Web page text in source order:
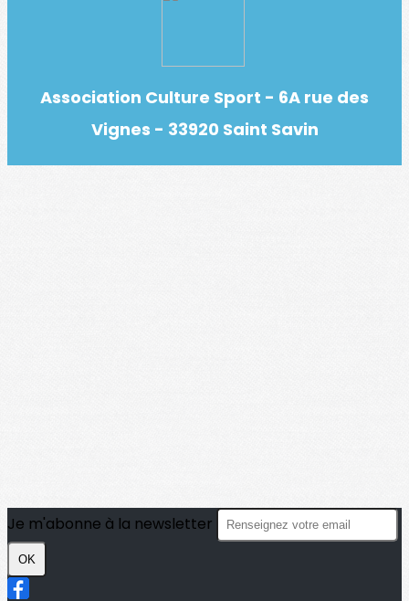
Association Culture Sport - 6A rue des
Vignes - 33920 Saint Savin
Je m'abonne à la newsletter
OK